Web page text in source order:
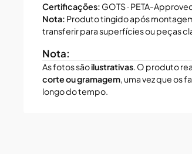
Certificações: GOTS · PETA-
Nota: Produto tingido após
transferir para superfícies ou peças
Nota:
As fotos sãoilustrativas . O produto
corte ou gramagem , uma vez que
longo do tempo.